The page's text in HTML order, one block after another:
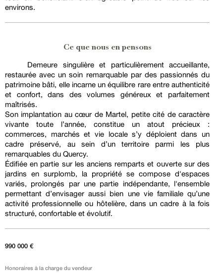
environs.
Ce que nous en pensons
Demeure singulière et particulièrement accueillante,
restaurée avec un soin remarquable par des passionnés du
patrimoine bâti, elle incarne un équilibre rare entre authenticité
et confort, dans des volumes généreux et parfaitement
maîtrisés.
Son implantation au cœur de Martel, petite cité de caractère
vivante toute l’année, constitue un atout précieux :
commerces, marchés et vie locale s’y déploient dans un
cadre préservé, au sein d’un territoire parmi les plus
remarquables du Quercy.
Édifiée en partie sur les anciens remparts et ouverte sur des
jardins en surplomb, la propriété se compose d'espaces
variés, prolongés par une partie indépendante, l'ensemble
permettant d’envisager aussi bien une vie familiale qu’une
activité professionnelle ou hôtelière, dans un cadre à la fois
structuré, confortable et évolutif.
990 000 €
Honoraires à la charge du vendeur